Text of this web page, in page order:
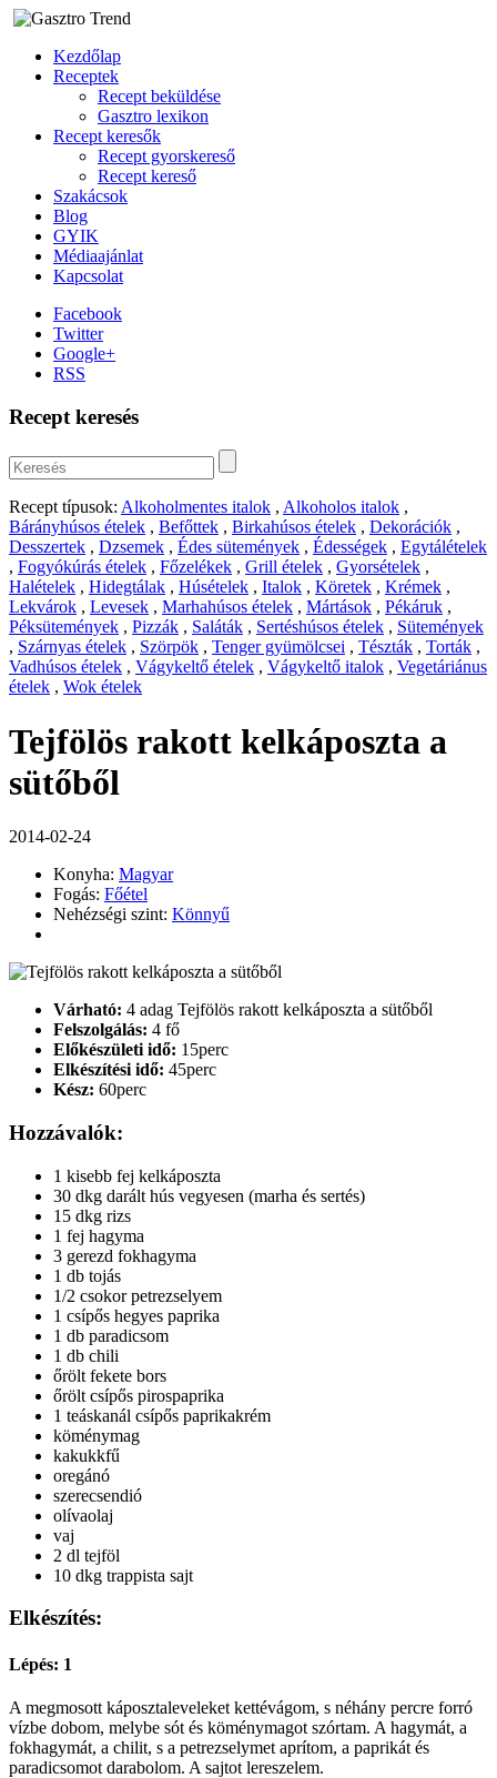
Kezdőlap
Receptek
Recept beküldése
Gasztro lexikon
Recept keresők
Recept gyorskereső
Recept kereső
Szakácsok
Blog
GYIK
Médiaajánlat
Kapcsolat
Facebook
Twitter
Google+
RSS
Recept keresés
Recept típusok: Alkoholmentes italok , Alkoholos italok ,
Bárányhúsos ételek , Befőttek , Birkahúsos ételek , Dekorációk ,
Desszertek , Dzsemek , Édes sütemények , Édességek , Egytálételek
, Fogyókúrás ételek , Főzelékek , Grill ételek , Gyorsételek ,
Halételek , Hidegtálak , Húsételek , Italok , Köretek , Krémek ,
Lekvárok , Levesek , Marhahúsos ételek , Mártások , Pékáruk ,
Péksütemények , Pizzák , Saláták , Sertéshúsos ételek , Sütemények
, Szárnyas ételek , Szörpök , Tenger gyümölcsei , Tészták , Torták ,
Vadhúsos ételek , Vágykeltő ételek , Vágykeltő italok , Vegetáriánus
ételek , Wok ételek
Tejfölös rakott kelkáposzta a
sütőből
2014-02-24
Konyha: Magyar
Fogás: Főétel
Nehézségi szint: Könnyű
Várható: 4 adag Tejfölös rakott kelkáposzta a sütőből
Felszolgálás: 4 fő
Előkészületi idő: 15perc
Elkészítési idő: 45perc
Kész: 60perc
Hozzávalók:
1 kisebb fej kelkáposzta
30 dkg darált hús vegyesen (marha és sertés)
15 dkg rizs
1 fej hagyma
3 gerezd fokhagyma
1 db tojás
1/2 csokor petrezselyem
1 csípős hegyes paprika
1 db paradicsom
1 db chili
őrölt fekete bors
őrölt csípős pirospaprika
1 teáskanál csípős paprikakrém
köménymag
kakukkfű
oregánó
szerecsendió
olívaolaj
vaj
2 dl tejföl
10 dkg trappista sajt
Elkészítés:
Lépés: 1
A megmosott káposztaleveleket kettévágom, s néhány percre forró
vízbe dobom, melybe sót és köménymagot szórtam. A hagymát, a
fokhagymát, a chilit, s a petrezselymet aprítom, a paprikát és
paradicsomot darabolom. A sajtot lereszelem.